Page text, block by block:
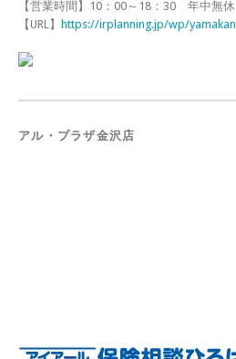
【営業時間】10：00～18：30 年中無休
【URL】 https://irplanning.jp/wp/yamakan
アル・プラザ金沢店